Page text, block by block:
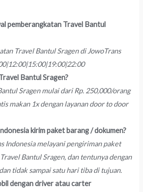
pemberangkatan Travel Bantul
Travel Bantul Sragen di JowoTrans
Bantul Sragen?
Sragen mulai dari Rp. 250,000/orang
makan 1x dengan layanan door to door
kirim paket barang / dokumen?
Indonesia melayani pengiriman paket
Bantul Sragen, dan tentunya dengan
tidak sampai satu hari tiba di tujuan.
dengan driver atau carter